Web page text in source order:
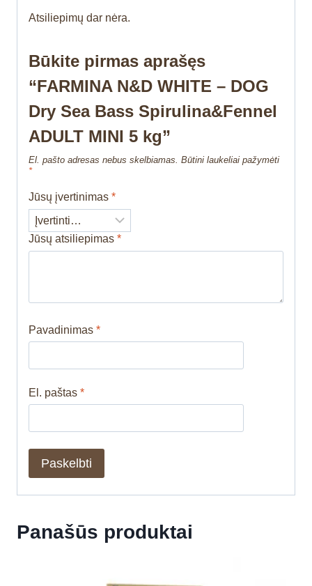
Atsiliepimų dar nėra.
Būkite pirmas aprašęs
“FARMINA N&D WHITE – DOG
Dry Sea Bass Spirulina&Fennel
ADULT MINI 5 kg”
El. pašto adresas nebus skelbiamas. Būtini laukeliai pažymėti
*
Jūsų įvertinimas *
Jūsų atsiliepimas *
Pavadinimas *
El. paštas *
Panašūs produktai